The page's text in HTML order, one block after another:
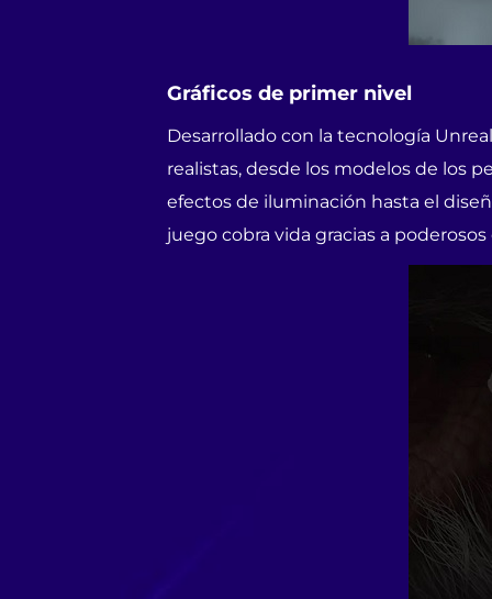
Gráficos de primer nivel
Desarrollado con la tecnología
realistas, desde los modelos de los
efectos de iluminación hasta el
juego cobra vida gracias a